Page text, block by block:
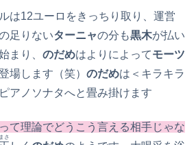
は12ユーロをきっちり取り、運営
足りないターニャの分も黒木が払い
まり、 のだめはよりによってモーツ
場します（笑） のだめは＜キラキラ
アノソナタへと畳み掛けます
って理論でどうこう言える相手じゃな
まさ